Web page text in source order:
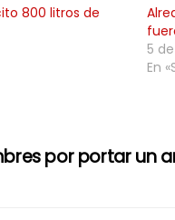
800 litros de
5
En
por portar un